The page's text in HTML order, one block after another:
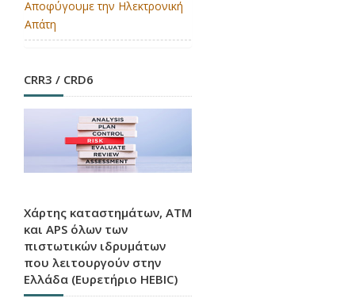
Αποφύγουμε την Ηλεκτρονική
Απάτη
CRR3 / CRD6
Χάρτης καταστημάτων, ATM
και APS όλων των
πιστωτικών ιδρυμάτων
που λειτουργούν στην
Ελλάδα (Ευρετήριο HEBIC)